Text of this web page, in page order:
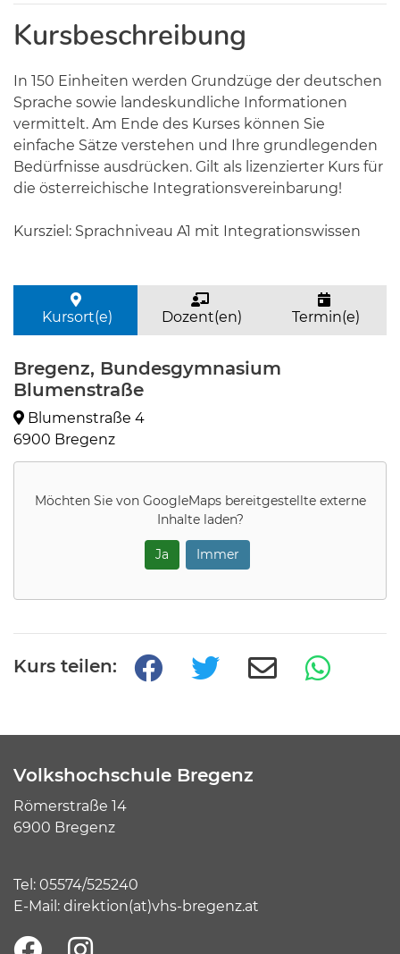
Kursbeschreibung
In 150 Einheiten werden Grundzüge der deutschen
Sprache sowie landeskundliche Informationen
vermittelt. Am Ende des Kurses können Sie
einfache Sätze verstehen und Ihre grundlegenden
Bedürfnisse ausdrücken. Gilt als lizenzierter Kurs für
die österreichische Integrationsvereinbarung!
Kursziel: Sprachniveau A1 mit Integrationswissen
Kursort(e) Dozent(en) Termin(e)
Bregenz, Bundesgymnasium
Blumenstraße
Blumenstraße 4
6900 Bregenz
Möchten Sie von GoogleMapsbereitgestellte externe
Inhalte laden?
Ja Immer
Kurs teilen:
Volkshochschule Bregenz
Römerstraße 14
6900 Bregenz
Tel: 05574/525240
E-Mail: direktion(at)vhs-bregenz.at